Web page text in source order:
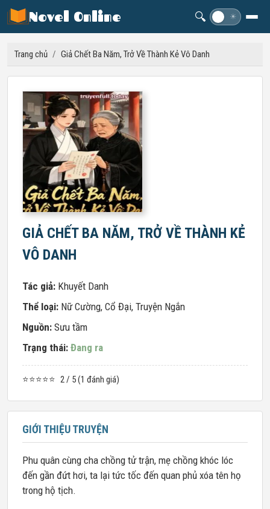
Novel Online 🔍 ☀
Trang chủ / Giả Chết Ba Năm, Trở Về Thành Kẻ Vô Danh
GIẢ CHẾT BA NĂM, TRỞ VỀ THÀNH KẺ
VÔ DANH
Tác giả: Khuyết Danh
Thể loại: Nữ Cường, Cổ Đại, Truyện Ngắn
Nguồn: Sưu tầm
Trạng thái: Đang ra
⭐⭐⭐⭐⭐ 2 / 5 (1 đánh giá)
GIỚI THIỆU TRUYỆN
Phu quân cùng cha chồng tử trận, mẹ chồng khóc lóc
đến gần đứt hơi, ta lại tức tốc đến quan phủ xóa tên họ
trong hộ tịch.